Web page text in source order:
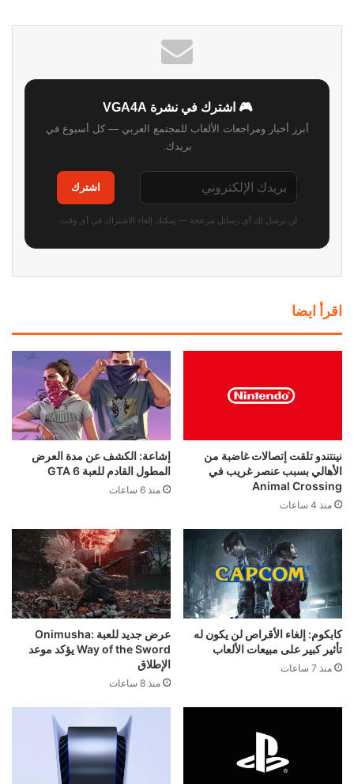
🎮 اشترك في نشرة VGA4A
أبرز أخبار ومراجعات الألعاب للمجتمع العربي — كل أسبوع في
بريدك.
اشترك
لن نرسل لك أي رسائل مزعجة — يمكنك إلغاء الاشتراك في أي وقت.
اقرأ ايضا
نينتندو تلقت إتصالات غاضبة من
الأهالي بسبب عنصر غريب في
Animal Crossing
منذ 4 ساعات
إشاعة: الكشف عن مدة العرض
المطول القادم للعبة GTA 6
منذ 6 ساعات
كابكوم: إلغاء الأقراص لن يكون له
تأثير كبير على مبيعات الألعاب
منذ 7 ساعات
عرض جديد للعبة Onimusha:
Way of the Sword يؤكد موعد
الإطلاق
منذ 8 ساعات